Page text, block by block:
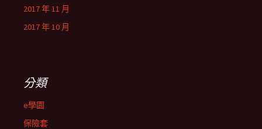
2017 年 11 月
2017 年 10 月
分類
e學園
保險套